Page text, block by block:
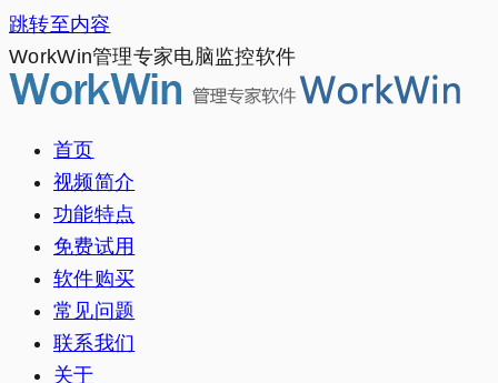
跳转至内容
WorkWin管理专家电脑监控软件
首页
视频简介
功能特点
免费试用
软件购买
常见问题
联系我们
关于